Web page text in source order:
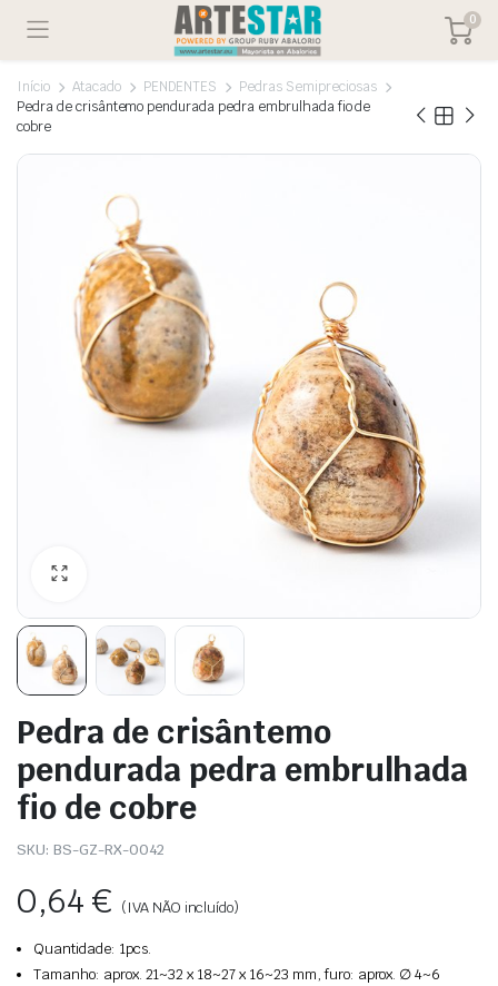
0
Início Atacado PENDENTES
Pedras Semipreciosas
Pedra de crisântemo pendurada pedra embrulhada fio de
cobre
Pedra de crisântemo
pendurada pedra embrulhada
fio de cobre
SKU: BS-GZ-RX-0042
0,64€ (IVA NÃO incluído)
Quantidade: 1pcs.
Tamanho: aprox. 21~32 x 18~27 x 16~23 mm, furo: aprox. ∅ 4~6